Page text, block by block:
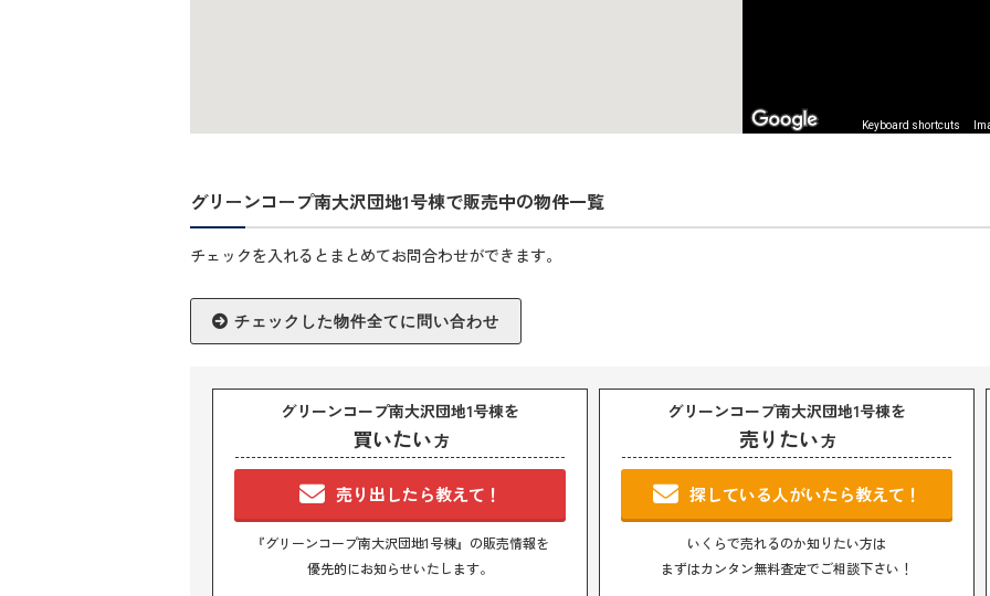
Keyboard shortcuts
グリーンコープ南大沢団地1号棟で販売中の物件一覧
チェックを入れるとまとめてお問合わせができます。
グリーンコープ南大沢団地1号棟を
買いたい方
売り出したら教えて！
『グリーンコープ南大沢団地1号棟』の販売情報を
優先的にお知らせいたします。
グリーンコープ南大沢団地1号棟を
売りたい方
探している人がいたら教えて！
いくらで売れるのか知りたい方は
まずはカンタン無料査定でご相談下さい！